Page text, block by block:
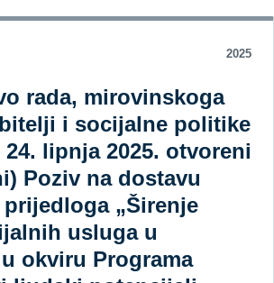
2025
rada, mirovinskoga
i socijalne politike
lipnja 2025. otvoreni
Poziv na dostavu
„Širenje
usluga u
okviru Programa